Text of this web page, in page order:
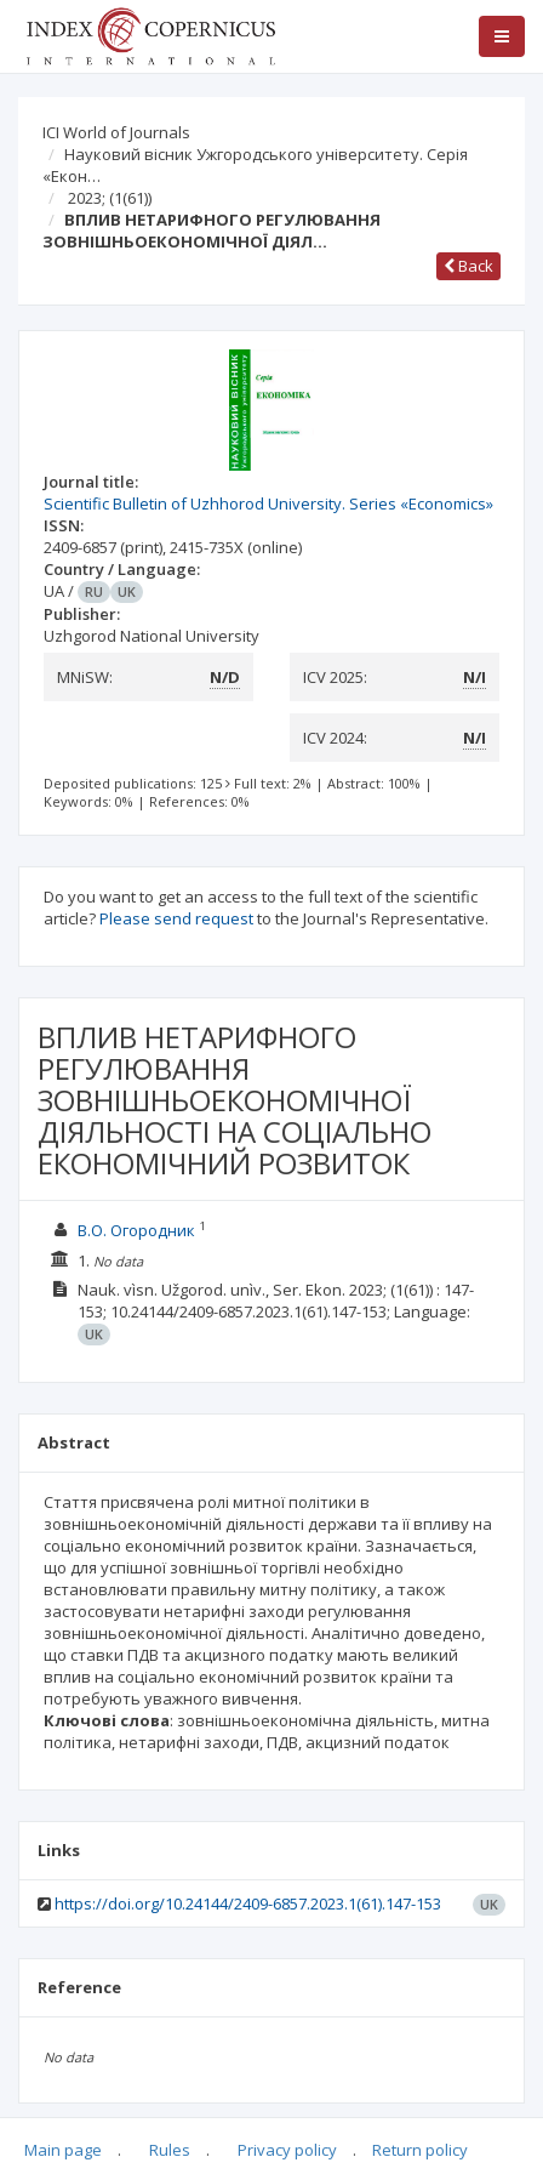
ICI World of Journals
Науковий вісник Ужгородського університету. Серія
«Екон…
2023; (1(61))
ВПЛИВ НЕТАРИФНОГО РЕГУЛЮВАННЯ
ЗОВНІШНЬОЕКОНОМІЧНОЇ ДІЯЛ…
Back
Journal title:
Scientific Bulletin of Uzhhorod University. Series «Economics»
ISSN:
2409-6857 (print),2415-735X (online)
Country / Language:
UA/ RU UK
Publisher:
Uzhgorod National University
MNiSW:
N/D ICV 2025: N/I
ICV 2024: N/I
Deposited publications: 125 Full text: 2% | Abstract: 100% |
Keywords: 0% | References: 0%
Do you want to get an access to the full text of the scientific
article?Please send requestto the Journal's Representative.
ВПЛИВ НЕТАРИФНОГО
РЕГУЛЮВАННЯ
ЗОВНІШНЬОЕКОНОМІЧНОЇ
ДІЯЛЬНОСТІ НА СОЦІАЛЬНО
ЕКОНОМІЧНИЙ РОЗВИТОК
В.О. Огородник 1
1. No data
Nauk. vìsn. Užgorod. unìv., Ser. Ekon. 2023; (1(61)) : 147-
153; 10.24144/2409-6857.2023.1(61).147-153; Language:
UK
Abstract
Стаття присвячена ролі митної політики в
зовнішньоекономічній діяльності держави та її впливу на
соціально економічний розвиток країни. Зазначається,
що для успішної зовнішньої торгівлі необхідно
встановлювати правильну митну політику, а також
застосовувати нетарифні заходи регулювання
зовнішньоекономічної діяльності. Аналітично доведено,
що ставки ПДВ та акцизного податку мають великий
вплив на соціально економічний розвиток країни та
потребують уважного вивчення.
Ключові слова: зовнішньоекономічна діяльність, митна
політика, нетарифні заходи, ПДВ, акцизний податок
Links
https://doi.org/10.24144/2409-6857.2023.1(61).147-153 UK
Reference
No data
Articles quoting
Main page . Rules . Privacy policy . Return policy